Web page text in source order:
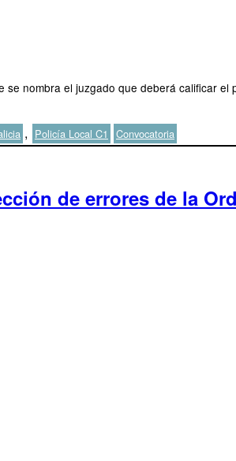
nombra el juzgado que deberá calificar
, Policía Local C1 Etiquetas
Convocatoria
de errores de la